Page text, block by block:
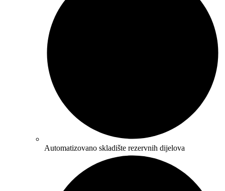
Automatizovano skladište rezervnih dijelova